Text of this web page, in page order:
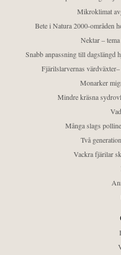
Mikroklimat
Bete i Natura 2000-områden
Nektar –
Snabb anpassning till dagslängd
Fjärilslarvernas
Monarker
Mindre kräsna
Många slags
Två
Vackra fjärilar